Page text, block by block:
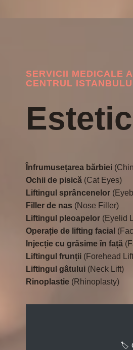
SERVICII MEDICALE
CENTRUL
Înfrumusețarea bărbiei
Ochii de pisică (Cat Eyes)
Liftingul sprâncenelor
Filler de nas (Nose Filler)
Liftingul pleoapelor (Eyelid
Operație de lifting facial
Injecție cu grăsime în față
Liftingul frunții (Forehead
Liftingul gâtului (Neck Lift)
Rinoplastie (Rhinoplasty)
🏷️